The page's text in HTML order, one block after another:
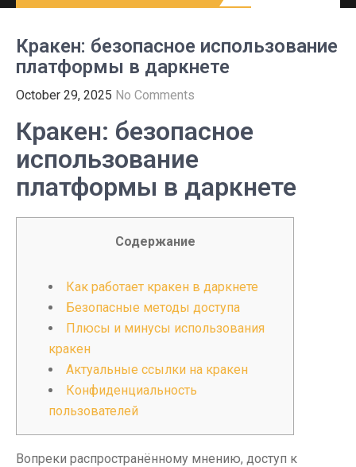
Кракен: безопасное использование
платформы в даркнете
October 29, 2025 No Comments
Кракен: безопасное
использование
платформы в даркнете
Содержание
Как работает кракен в даркнете
Безопасные методы доступа
Плюсы и минусы использования
кракен
Актуальные ссылки на кракен
Конфиденциальность
пользователей
Вопреки распространённому мнению, доступ к